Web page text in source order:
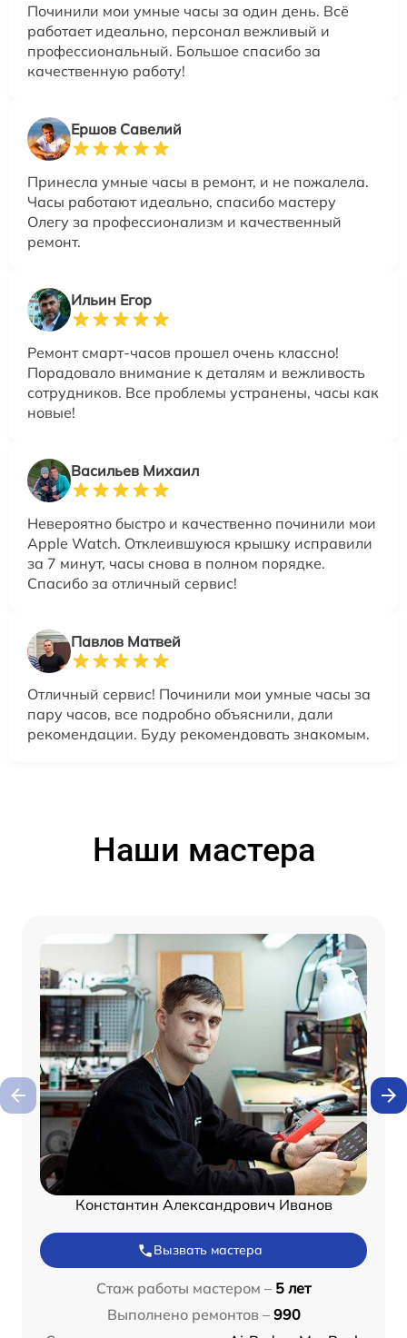
Починили мои умные часы за один день. Всё
работает идеально, персонал вежливый и
профессиональный. Большое спасибо за
качественную работу!
Ершов Савелий
Принесла умные часы в ремонт, и не пожалела.
Часы работают идеально, спасибо мастеру
Олегу за профессионализм и качественный
ремонт.
Ильин Егор
Ремонт смарт-часов прошел очень классно!
Порадовало внимание к деталям и вежливость
сотрудников. Все проблемы устранены, часы как
новые!
Васильев Михаил
Невероятно быстро и качественно починили мои
Apple Watch. Отклеившуюся крышку исправили
за 7 минут, часы снова в полном порядке.
Спасибо за отличный сервис!
Павлов Матвей
Отличный сервис! Починили мои умные часы за
пару часов, все подробно объяснили, дали
рекомендации. Буду рекомендовать знакомым.
Наши мастера
Константин Александрович Иванов
Вызвать мастера
Стаж работы мастером – 5 лет
Выполнено ремонтов – 990